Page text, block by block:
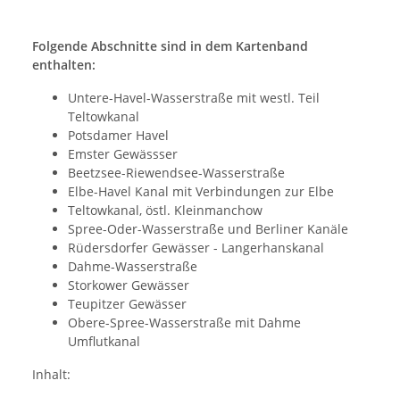
Folgende Abschnitte sind in dem Kartenband
enthalten:
Untere-Havel-Wasserstraße mit westl. Teil
Teltowkanal
Potsdamer Havel
Emster Gewässser
Beetzsee-Riewendsee-Wasserstraße
Elbe-Havel Kanal mit Verbindungen zur Elbe
Teltowkanal, östl. Kleinmanchow
Spree-Oder-Wasserstraße und Berliner Kanäle
Rüdersdorfer Gewässer - Langerhanskanal
Dahme-Wasserstraße
Storkower Gewässer
Teupitzer Gewässer
Obere-Spree-Wasserstraße mit Dahme
Umflutkanal
Inhalt: